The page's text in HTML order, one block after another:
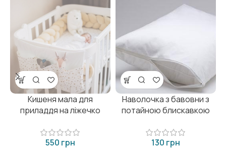
Кишеня мала для
приладдя на ліжечко
грн
Наволочка з бавовни з
потайною блискавкою
грн